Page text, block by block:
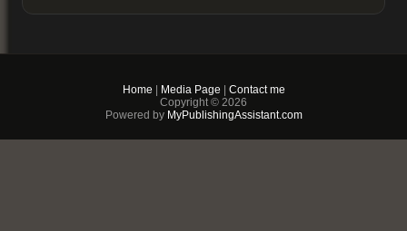
Home Media Page
Contact me
Copyright © 2026
Powered byMyPublishingAssistant.com